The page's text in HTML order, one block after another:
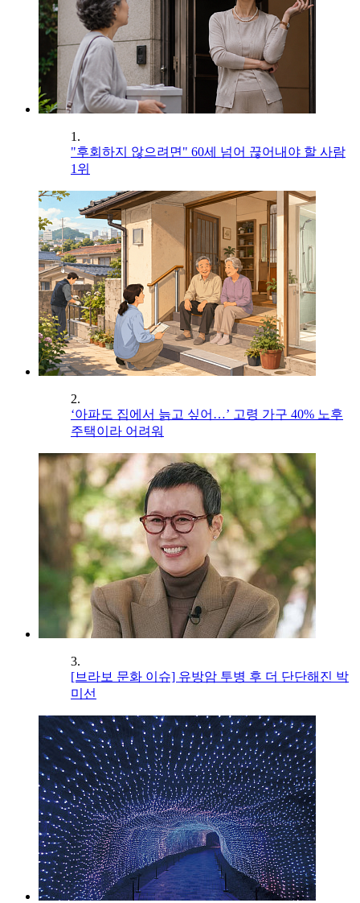
1.
"후회하지 않으려면" 60세 넘어 끊어내야 할 사람
1위
2.
‘아파도 집에서 늙고 싶어…’ 고령 가구 40% 노후
주택이라 어려워
3.
[브라보 문화 이슈] 유방암 투병 후 더 단단해진 박
미선